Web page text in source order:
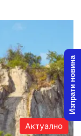
Актуално
Изпрати новина